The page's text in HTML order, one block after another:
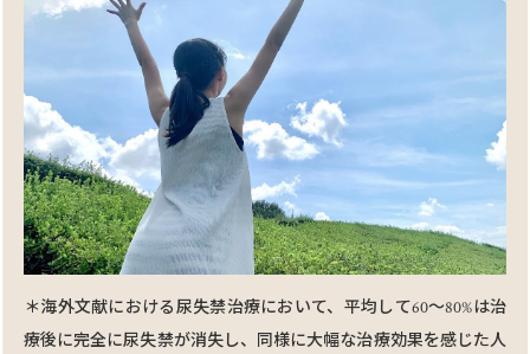
＊海外⽂献における尿失禁治療において、平均して60～80%は治
療後に完全に尿失禁が消失し、同様に⼤幅な治療効果を感じた⼈